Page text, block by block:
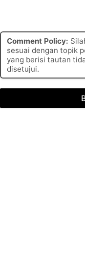
Comment Policy:
sesuai dengan topik
yang berisi tautan
disetujui.